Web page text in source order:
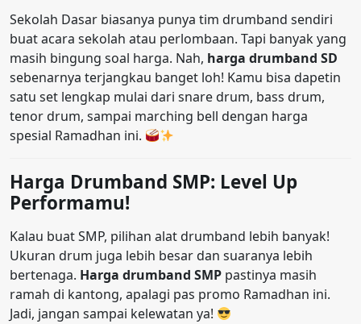
Sekolah Dasar biasanya punya tim drumband sendiri
buat acara sekolah atau perlombaan. Tapi banyak yang
masih bingung soal harga. Nah, harga drumband SD
sebenarnya terjangkau banget loh! Kamu bisa dapetin
satu set lengkap mulai dari snare drum, bass drum,
tenor drum, sampai marching bell dengan harga
spesial Ramadhan ini.
Harga Drumband SMP: Level Up
Performamu!
Kalau buat SMP, pilihan alat drumband lebih banyak!
Ukuran drum juga lebih besar dan suaranya lebih
bertenaga. Harga drumband SMP pastinya masih
ramah di kantong, apalagi pas promo Ramadhan ini.
Jadi, jangan sampai kelewatan ya!